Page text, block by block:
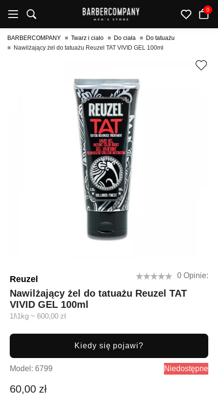
0
BARBERCOMPANY Twarz i ciało Do ciała
Do tatuażu
Nawilżający żel do tatuażu Reuzel TAT VIVID GEL 100ml
Reuzel 0 Opinie:
Nawilżający żel do tatuażu Reuzel TAT
VIVID GEL 100ml
Niedostępne
Model: 6799
60,00 zł
1l\1kg ~ 600,00 zł
Kiedy się pojawi?